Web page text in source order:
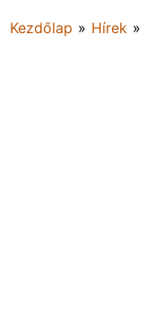
Kezdőlap » Hírek »